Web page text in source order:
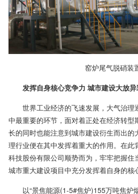
窑炉尾气脱硝装
发挥自身核心竞争力 城市建设大放
世界工业经济的飞速发展，大气治理
中最重要的环节，面对着正处在经济转型
长的同时也能注意到城市建设衍生而出的
理行业便在其中发挥着重大的作用。在此
科技股份有限公司顺势而为，牢牢把握住
城市重大建设项目中充分发挥着自身的核
以“景焦能源(1-5#焦炉)155万吨焦炉